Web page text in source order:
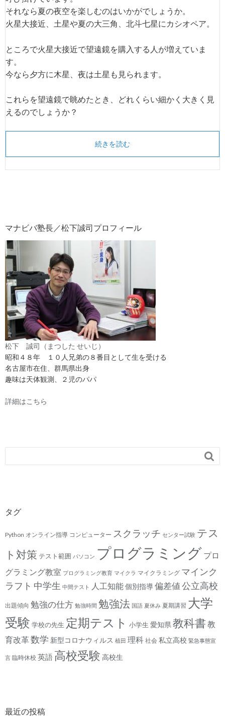
それなら夏の夜空を楽しむのはいかがでしょうか。
火星大接近、土星や夏の大三角、北斗七星にカシオペア。
ところで火星大接近で望遠鏡を購入する人が増えていま
す。
今なら夕方に木星、夜は土星も見られます。
これらを望遠鏡で眺めたとき、どれくらい細かく大きく見
えるのでしょうか？
続きを読む
マナビバ塾長／松下誠司プロフィール
松下 誠司（まつした せいじ）
昭和４８年 １０人兄弟の８番目として生を受ける
名古屋市在住、群馬県出身
趣味は天体観測、２児のパパ
詳細はこちら

タグ
Python オンライン指導 コンピューター スクラッチ センター試験 テス
ト対策 テスト範囲 パソコン プログラミング プロ
グラミング教室 プログラミング教育 マイクラ マイクラミング マインク
ラフト 中学生 中間テスト 人工知能個別指導偏差値 公立高校
出題傾向 勉強の仕方 勉強時間 勉強法 国語 夏休み 夏期講習 大学
受験 学校の先生 定期テスト 小学生 愛知県 教科書 教
育改革数学 新型コロナウィルス 植田 理科 社会 私立高校 緊急事態宣
言 臨時休校 英語 高校受験 高校生
最近の投稿